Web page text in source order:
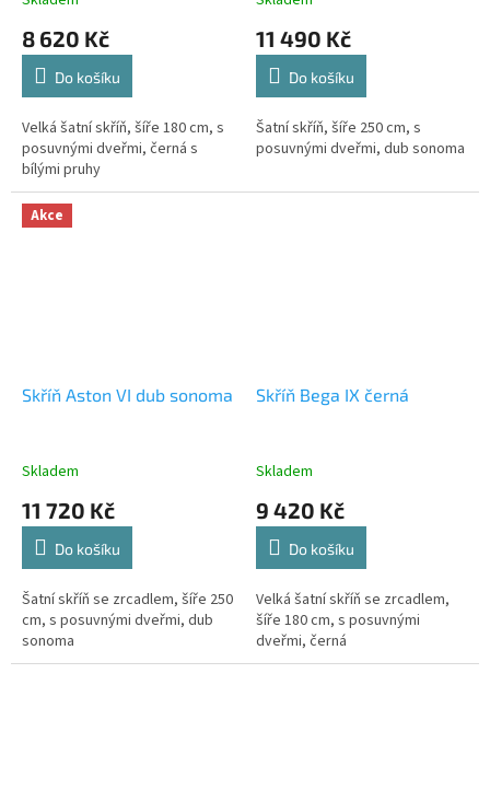
8 620 Kč
Do košíku
Velká šatní skříň, šíře 180 cm, s
posuvnými dveřmi, černá s
bílými pruhy
11 490 Kč
Do košíku
Šatní skříň, šíře 250 cm, s
posuvnými dveřmi, dub sonoma
Akce
Skříň Aston VI dub sonoma
Skladem
11 720 Kč
Do košíku
Šatní skříň se zrcadlem, šíře 250
cm, s posuvnými dveřmi, dub
sonoma
Skříň Bega IX černá
Skladem
9 420 Kč
Do košíku
Velká šatní skříň se zrcadlem,
šíře 180 cm, s posuvnými
dveřmi, černá